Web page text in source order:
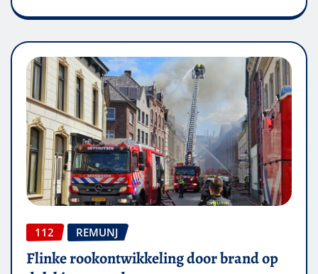
112 REMUNJ
Flinke rookontwikkeling door brand op